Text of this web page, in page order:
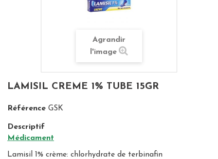
Agrandir
l'image
LAMISIL CREME 1% TUBE 15GR
Référence GSK
Descriptif
Médicament
Lamisil 1% crème: chlorhydrate de terbinafin